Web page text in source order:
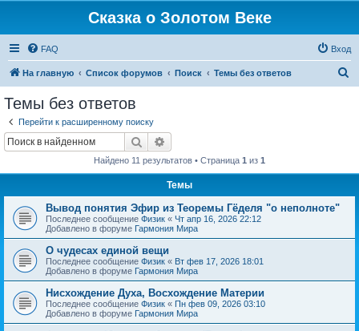
Сказка о Золотом Веке
FAQ Вход
На главную Список форумов Поиск Темы без ответов
Темы без ответов
Перейти к расширенному поиску
Поиск
Найдено 11 результатов • Страница 1 из 1
Темы
Вывод понятия Эфир из Теоремы Гёделя "о неполноте"
Последнее сообщение Физик « Чт апр 16, 2026 22:12
Добавлено в форуме Гармония Мира
О чудесах единой вещи
Последнее сообщение Физик « Вт фев 17, 2026 18:01
Добавлено в форуме Гармония Мира
Нисхождение Духа, Восхождение Материи
Последнее сообщение Физик « Пн фев 09, 2026 03:10
Добавлено в форуме Гармония Мира